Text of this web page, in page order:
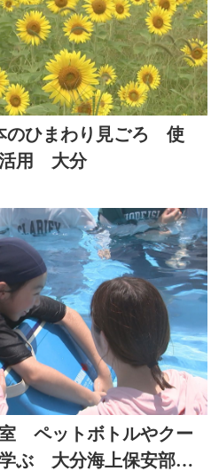
のひまわり見ごろ 使
活用 大分
ペットボトルやクー
ぶ 大分海上保安部が